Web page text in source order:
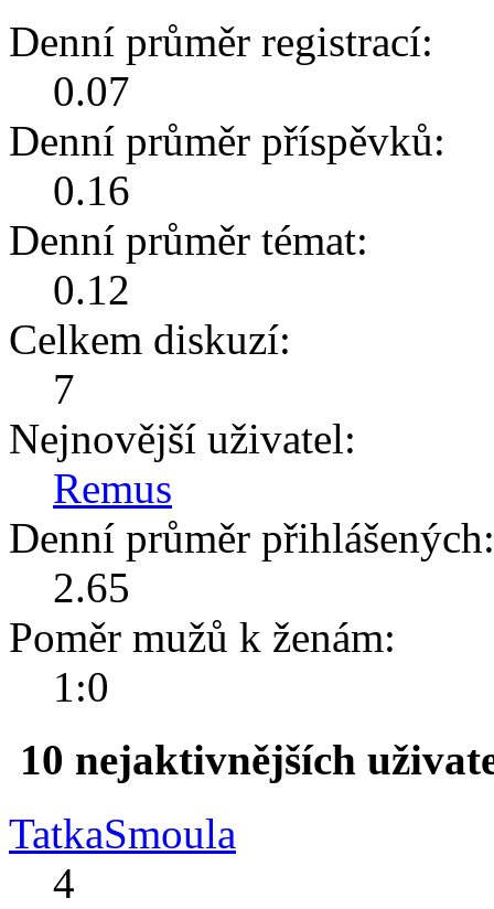
Denní průměr registrací:
0.07
Denní průměr příspěvků:
0.16
Denní průměr témat:
0.12
Celkem diskuzí:
7
Nejnovější uživatel:
Remus
Denní průměr přihlášených:
2.65
Poměr mužů k ženám:
1:0
10 nejaktivnějších
TatkaSmoula
4